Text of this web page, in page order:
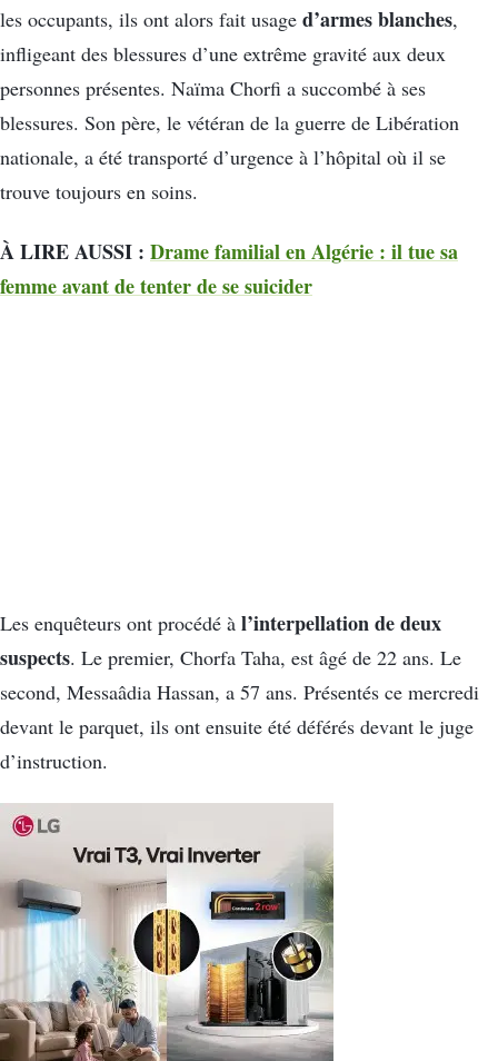
les occupants, ils ont alors fait usage d’armes blanches,
infligeant des blessures d’une extrême gravité aux deux
personnes présentes. Naïma Chorfi a succombé à ses
blessures. Son père, le vétéran de la guerre de Libération
nationale, a été transporté d’urgence à l’hôpital où il se
trouve toujours en soins.
À LIRE AUSSI : Drame familial en Algérie : il tue sa
femme avant de tenter de se suicider
Les enquêteurs ont procédé à l’interpellation de deux
suspects. Le premier, Chorfa Taha, est âgé de 22 ans. Le
second, Messaâdia Hassan, a 57 ans. Présentés ce mercredi
devant le parquet, ils ont ensuite été déférés devant le juge
d’instruction.